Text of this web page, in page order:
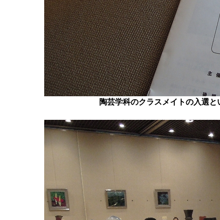
陶芸学科のクラスメイトの入選